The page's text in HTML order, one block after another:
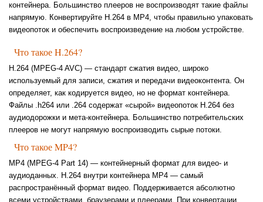
контейнера. Большинство плееров не воспроизводят такие файлы
напрямую. Конвертируйте H.264 в MP4, чтобы правильно упаковать
видеопоток и обеспечить воспроизведение на любом устройстве.
Что такое H.264?
H.264 (MPEG-4 AVC) — стандарт сжатия видео, широко
используемый для записи, сжатия и передачи видеоконтента. Он
определяет, как кодируется видео, но не формат контейнера.
Файлы .h264 или .264 содержат «сырой» видеопоток H.264 без
аудиодорожки и мета-контейнера. Большинство потребительских
плееров не могут напрямую воспроизводить сырые потоки.
Что такое MP4?
MP4 (MPEG-4 Part 14) — контейнерный формат для видео- и
аудиоданных. H.264 внутри контейнера MP4 — самый
распространённый формат видео. Поддерживается абсолютно
всеми устройствами, браузерами и плеерами. При конвертации